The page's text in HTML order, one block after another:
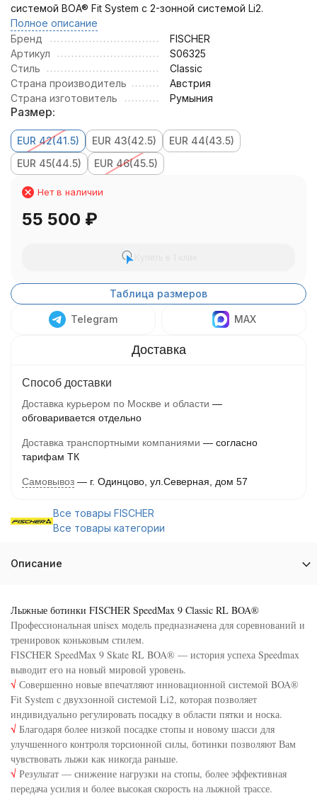
системой BOA® Fit System с 2-зонной системой Li2.
Полное описание
Бренд
FISCHER
Артикул
S06325
Стиль
Classic
Страна производитель
Австрия
Страна изготовитель
Румыния
Размер:
EUR 42(41.5) EUR 43(42.5)
EUR 44(43.5)
EUR 45(44.5)
EUR 46(45.5)
Нет в наличии
55 500 ₽
Таблица размеров
Telegram MAX
Способ доставки
Доставка курьером по Москве и области
обговаривается отдельно
Доставка транспортными компаниями
согласно
тарифам ТК
Самовывоз г. Одинцово, ул.Северная, дом 57
Все товары FISCHER
Все товары категории
Описание
Лыжные ботинки FISCHER SpeedMax 9 Classic RL BOA®
Профессиональная unisex модель предназначена для соревнований и
тренировок коньковым стилем.
FISCHER SpeedMax 9 Skate RL BOA® — история успеха Speedmax
выводит его на новый мировой уровень.
√ Совершенно новые впечатляют инновационной системой BOA®
Fit System с двухзонной системой Li2, которая позволяет
индивидуально регулировать посадку в области пятки и носка.
√ Благодаря более низкой посадке стопы и новому шасси для
улучшенного контроля торсионной силы, ботинки позволяют Вам
чувствовать лыжи как никогда раньше.
√ Результат — снижение нагрузки на стопы, более эффективная
передача усилия и более высокая скорость на лыжной трассе.